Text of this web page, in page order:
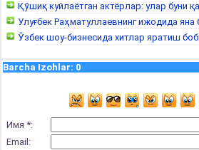
Қўшиқ куйлаётган актёрлар: улар буни
Улуғбек Раҳматуллаевнинг ижодида яна
Ўзбек шоу-бизнесида хитлар яратиш
Barcha Izohlar: 0
Имя *:
Email: